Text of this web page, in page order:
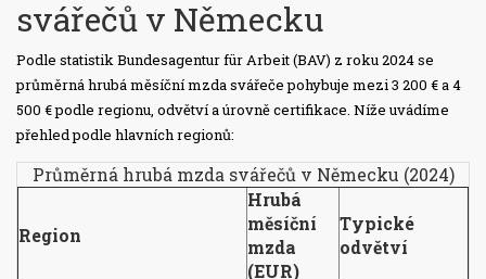
svářečů v Německu
Podle statistik Bundesagentur für Arbeit (BAV) z roku 2024 se
průměrná hrubá měsíční mzda svářeče pohybuje mezi 3 200 € a 4
500 € podle regionu, odvětví a úrovně certifikace. Níže uvádíme
přehled podle hlavních regionů:
Průměrná hrubá mzda svářečů v Německu (2024)
Region
Hrubá
měsíční
mzda
(EUR)
Typické
odvětví